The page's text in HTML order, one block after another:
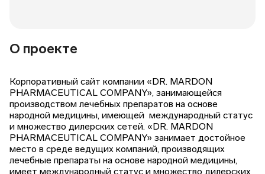
О проекте
Корпоративный сайт компании «DR. MARDON
PHARMACEUTICAL COMPANY», занимающейся
производством лечебных препаратов на основе
народной медицины, имеющей международный статус
и множество дилерских сетей. «DR. MARDON
PHARMACEUTICAL COMPANY» занимает достойное
место в среде ведущих компаний, производящих
лечебные препараты на основе народной медицины,
имеет международный статус и множество дилерских